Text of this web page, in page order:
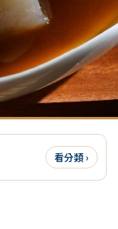
看分類 ›